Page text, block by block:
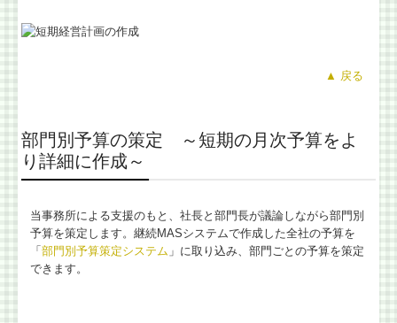
▲ 戻る
部門別予算の策定 ～短期の月次予算をよ
り詳細に作成～
当事務所による支援のもと、社長と部門長が議論しながら部門別
予算を策定します。継続MASシステムで作成した全社の予算を
「部門別予算策定システム 」に取り込み、部門ごとの予算を策定
できます。